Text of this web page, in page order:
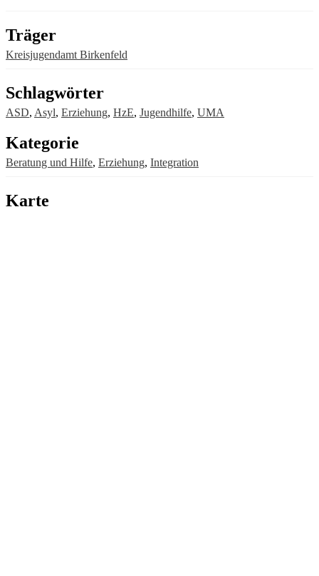
Träger
Kreisjugendamt Birkenfeld
Schlagwörter
ASD, Asyl, Erziehung, HzE, Jugendhilfe, UMA
Kategorie
Beratung und Hilfe, Erziehung, Integration
Karte